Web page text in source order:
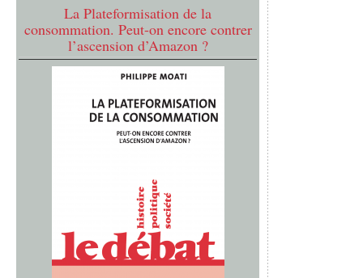
La Plateformisation de la
consommation. Peut-on encore contrer
l’ascension d’Amazon ?